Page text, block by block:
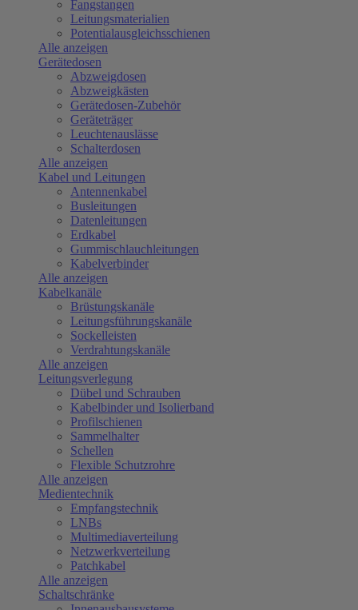
Fangstangen
Leitungsmaterialien
Potentialausgleichsschienen
Alle anzeigen
Gerätedosen
Abzweigdosen
Abzweigkästen
Gerätedosen-Zubehör
Geräteträger
Leuchtenauslässe
Schalterdosen
Alle anzeigen
Kabel und Leitungen
Antennenkabel
Busleitungen
Datenleitungen
Erdkabel
Gummischlauchleitungen
Kabelverbinder
Alle anzeigen
Kabelkanäle
Brüstungskanäle
Leitungsführungskanäle
Sockelleisten
Verdrahtungskanäle
Alle anzeigen
Leitungsverlegung
Dübel und Schrauben
Kabelbinder und Isolierband
Profilschienen
Sammelhalter
Schellen
Flexible Schutzrohre
Alle anzeigen
Medientechnik
Empfangstechnik
LNBs
Multimediaverteilung
Netzwerkverteilung
Patchkabel
Alle anzeigen
Schaltschränke